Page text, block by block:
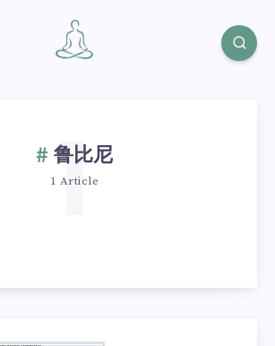
鲁比尼
1 Article
1